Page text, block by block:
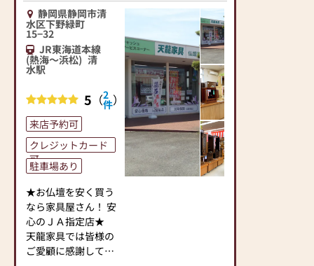
間の災害補償付を中
心に多数展示してお
ります。
お届けさせて頂いた
全てのお仏壇に耐震
ます。
【リフォーム】
金箔・漆の剥れ、虫
食い・キズなど傷ん
だお仏壇を蘇らせて
見ませんか。
お電話頂ければ係員
が無料で見積りに伺
います。
修理期間中はミニ仏
壇を無料で貸出し致
静岡県静岡市清
水区下野緑町
15−32
JR東海道本線
(熱海～浜松) 清
水駅
5 （2
件）
来店予約可
クレジットカード
可
駐車場あり
★お仏壇を安く買う
なら家具屋さん！ 安
心のＪＡ指定店★
天龍家具では皆様の
ご愛顧に感謝して、